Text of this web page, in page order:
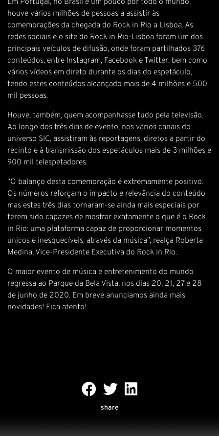
Em Portugal, no Brasil e um pouco por todo o mundo,
houve vários milhões de pessoas a assistir às
comemorações da chegada do Rock in Rio a Lisboa. As
redes sociais e o site do Rock in Rio-Lisboa foram um dos
principais veículos de difusão, onde foram partilhados 376
conteúdos, entre Instagram, Facebook e Twitter, bem como
vários vídeos em direto durante os dias do espetáculo,
tendo estes conteúdos alcançado mais de 4 milhões e 500
mil pessoas.
Houve, também, quem acompanhasse tudo pela televisão.
Ao longo dos três dias de evento, nos vários canais do
universo SIC, assistiram às reportagens, diretos a partir do
recinto e à transmissão dos espetáculos mais de 3 milhões e
900 mil telespetadores.
“O balanço desta comemoração é extremamente positivo.
Os números reforçam o impacto e relevância do conteúdo
mas estes três dias tornaram-se ainda mais especiais por
terem sido capazes de mostrar exatamente o que é o Rock
in Rio: uma plataforma capaz de proporcionar momentos
únicos e inesquecíveis, através da música”, realça Roberta
Medina, Vice-Presidente Executiva do Rock in Rio.
O maior evento de música e entretenimento do mundo
regressa ao Parque da Bela Vista, nos dias 20, 21, 27 e 28
de junho de 2020. Em breve anunciamos ainda mais
novidades! Fica atento!
share